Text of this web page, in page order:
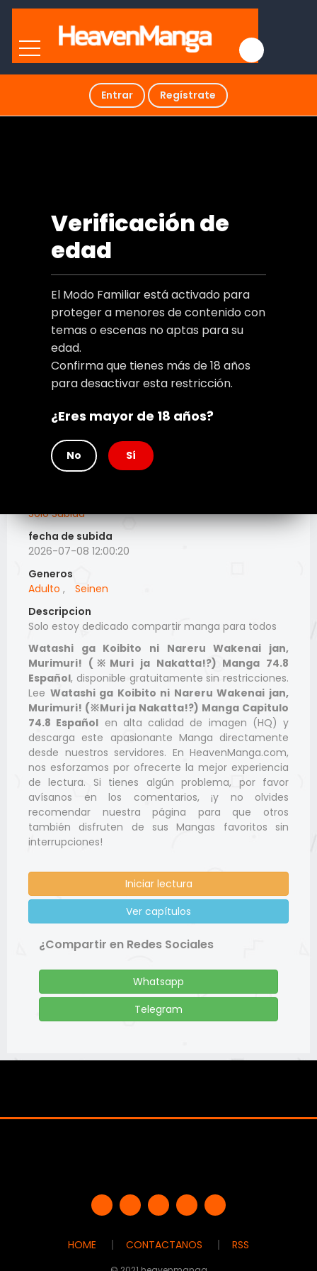
Entrar Regístrate
Verificación de
edad
El Modo Familiar está activado para
proteger a menores de contenido con
temas o escenas no aptas para su
edad.
Confirma que tienes más de 18 años
para desactivar esta restricción.
¿Eres mayor de 18 años?
No Sí
MANGA 74.8 ESPAÑOL
Solo Subida
fecha de subida
2026-07-08 12:00:20
Generos
Adulto ,
Seinen
Descripcion
Solo estoy dedicado compartir manga para todos
Watashi ga Koibito ni Nareru Wakenai jan,
Murimuri! (※Muri ja Nakatta!?) Manga 74.8
Español, disponible gratuitamente sin restricciones.
Lee Watashi ga Koibito ni Nareru Wakenai jan,
Murimuri! (※Muri ja Nakatta!?) Manga Capitulo
74.8 Español en alta calidad de imagen (HQ) y
descarga este apasionante Manga directamente
desde nuestros servidores. En HeavenManga.com,
nos esforzamos por ofrecerte la mejor experiencia
de lectura. Si tienes algún problema, por favor
avísanos en los comentarios, ¡y no olvides
recomendar nuestra página para que otros
también disfruten de sus Mangas favoritos sin
interrupciones!
Iniciar lectura
Ver capítulos
¿Compartir en Redes Sociales
Whatsapp
Telegram
HOME CONTACTANOS RSS